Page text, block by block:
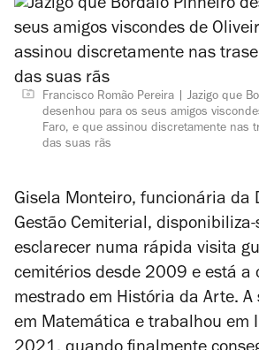
Francisco Romão Pereira
Jazigo que
desenhou para os seus amigos
Faro, e que assinou discretamente nas
das suas rãs
Gisela Monteiro, funcionária da
Gestão Cemiterial,
esclarecer numa rápida visita
cemitérios desde 2009 e está a
mestrado em História da Arte. A
em Matemática e trabalhou em